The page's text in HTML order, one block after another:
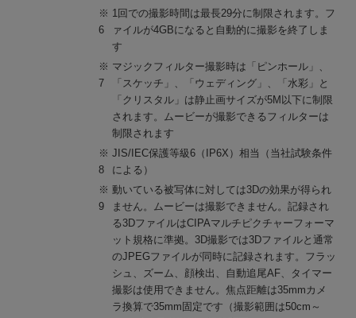
※
6
1回での撮影時間は最長29分に制限されます。フ
ァイルが4GBになると自動的に撮影を終了しま
す
※
7
マジックフィルター撮影時は「ピンホール」、
「スケッチ」、「ウェディング」、「水彩」と
「クリスタル」は静止画サイズが5M以下に制限
されます。ムービーが撮影できるフィルターは
制限されます
※
8
JIS/IEC保護等級6（IP6X）相当（当社試験条件
による）
※
9
動いている被写体に対しては3Dの効果が得られ
ません。ムービーは撮影できません。記録され
る3DファイルはCIPAマルチピクチャーフォーマ
ット規格に準拠。3D撮影では3Dファイルと通常
のJPEGファイルが同時に記録されます。フラッ
シュ、ズーム、顔検出、自動追尾AF、タイマー
撮影は使用できません。焦点距離は35mmカメ
ラ換算で35mm固定です（撮影範囲は50cm～